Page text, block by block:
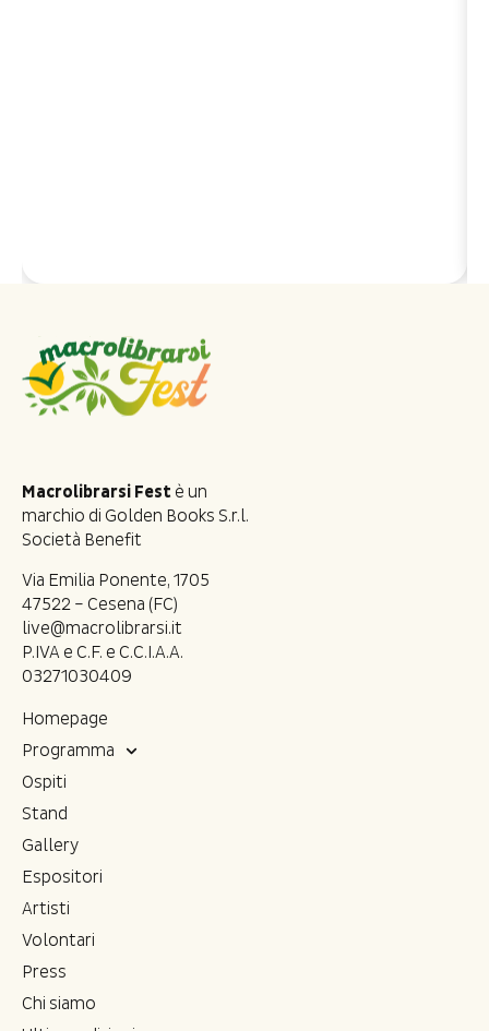
Macrolibrarsi Fest è un
marchio di Golden Books S.r.l.
Società Benefit
Via Emilia Ponente, 1705
47522 – Cesena (FC)
live@macrolibrarsi.it
P.IVA e C.F. e C.C.I.A.A.
03271030409
Homepage
Programma
Ospiti
Stand
Gallery
Espositori
Artisti
Volontari
Press
Chi siamo